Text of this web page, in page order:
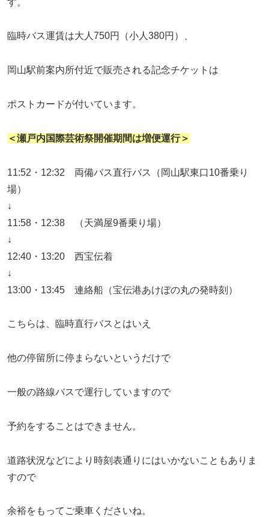
臨時バス運賃は大人750円（小人380円）、
岡山駅前案内所付近で販売される記念チケットは
ポストカードが付いています。
＜瀬戸内国際芸術祭開催期間は増便運行＞
11:52・12:32 両備バス直行バス（岡山駅東口10番乗り
場）
↓
11:58・12:38 （天満屋9番乗り場）
↓
12:40・13:20 西宝伝着
↓
13:00・13:45 連絡船（宝伝港あけぼの丸の発時刻）
こちらは、臨時直行バスとはいえ
他の停留所に停まらないというだけで
一般の路線バスで運行していますので
予約をすることはできません。
道路状況などにより時刻表通りにはいかないこともありま
すので
余裕をもってご乗車くださいね。